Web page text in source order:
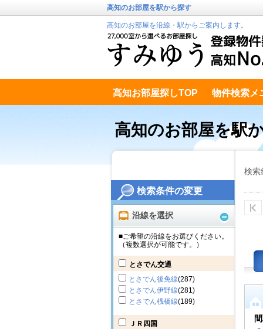
検索条件の変更
沿線を選択
■ご希望の沿線をお選びください。
（複数選択が可能です。）
とさでん交通
とさでん後免線(287)
とさでん伊野線(281)
とさでん桟橋線(189)
ＪＲ四国
高知のお部屋を駅から探す
高知のお部屋を沿線・駅からご案内します。
高知お部屋探しTOP 物件検索メ
高知市南エリア
高知のお部屋を駅
検索